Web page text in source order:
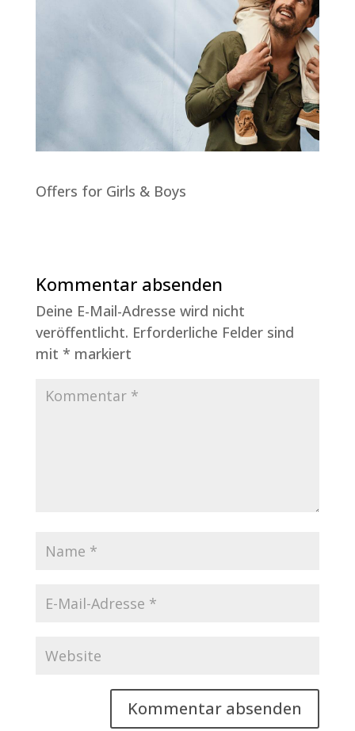
Offers for Girls & Boys
Kommentar absenden
Deine E-Mail-Adresse wird nicht
veröffentlicht. Erforderliche Felder sind
mit * markiert